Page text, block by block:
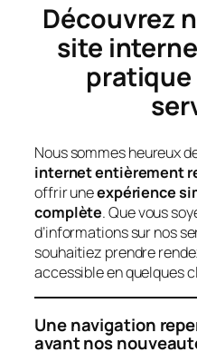
Découvrez
site
Nous sommes heureux
internet entièrement
offrir uneexpérience
complète. Que vous
d’informations sur nos
souhaitiez prendre
accessible en quelques
Une navigation
avant nos